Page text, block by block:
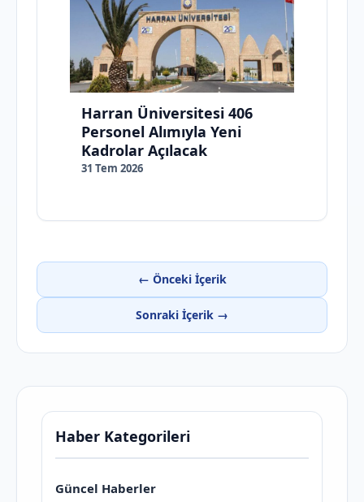
Harran Üniversitesi 406
Personel Alımıyla Yeni
Kadrolar Açılacak
31 Tem 2026
← Önceki İçerik
Sonraki İçerik →
Haber Kategorileri
Güncel Haberler